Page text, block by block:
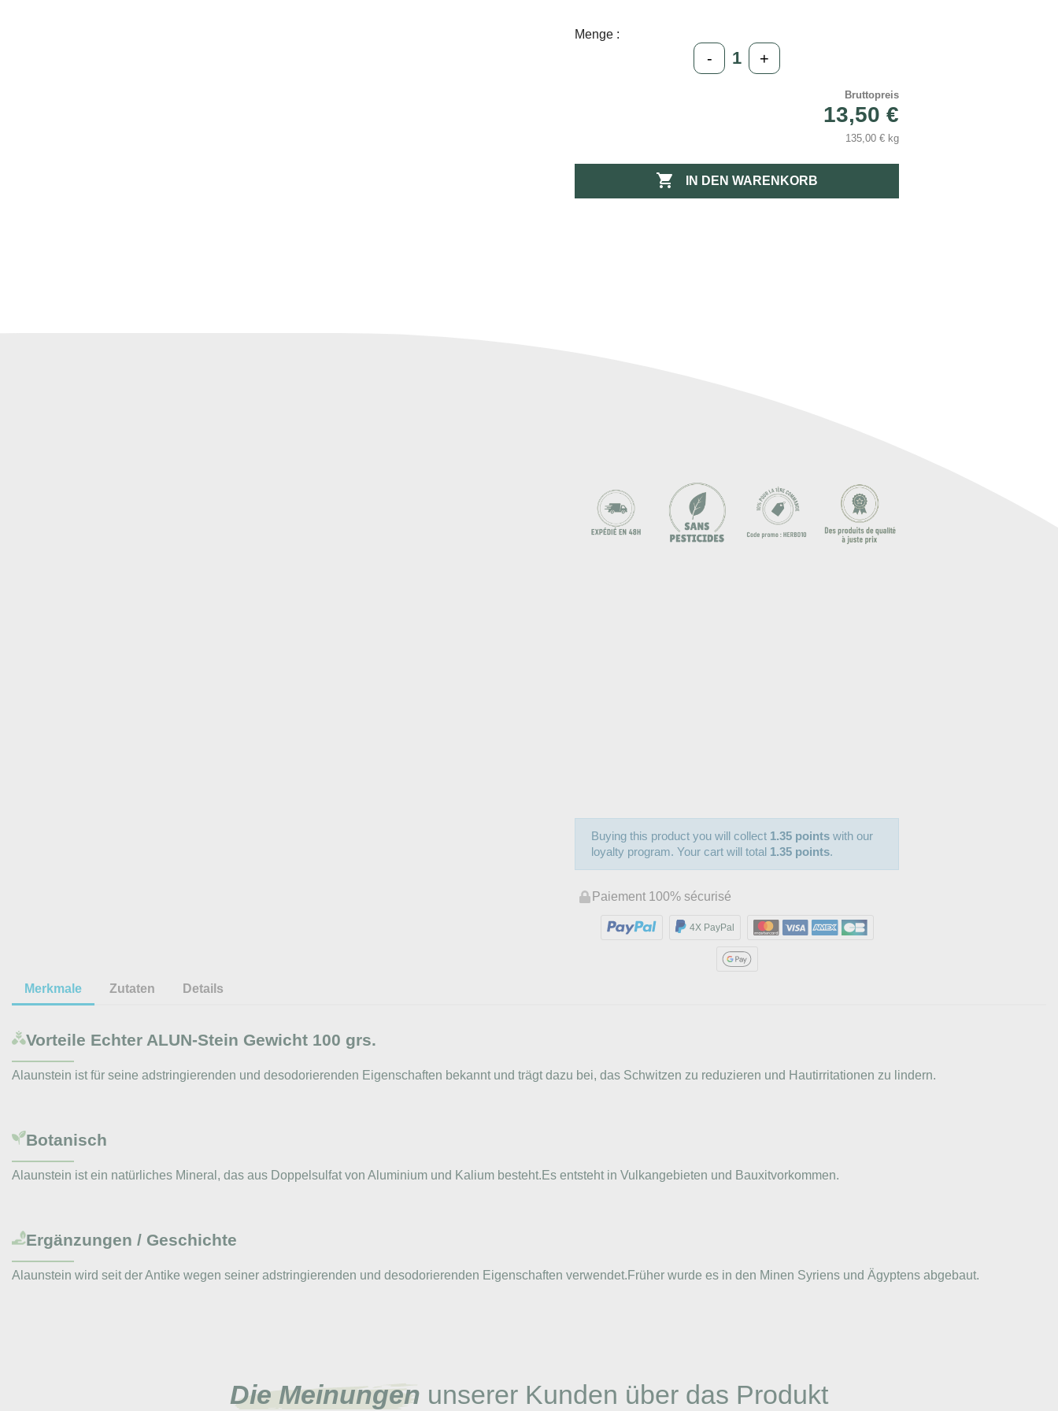
Menge :
- +
Bruttopreis
13,50 €
135,00 € kg
 IN DEN WARENKORB
Buying this product you will collect 1.35 points with our
loyalty program. Your cart will total 1.35 points.
Paiement 100% sécurisé
4X PayPal
Merkmale Zutaten Details
Vorteile Echter ALUN-Stein Gewicht 100 grs.
Alaunstein ist für seine adstringierenden und desodorierenden Eigenschaften bekannt und trägt dazu bei, das Schwitzen zu reduzieren und Hautirritationen zu lindern.
Botanisch
Alaunstein ist ein natürliches Mineral, das aus Doppelsulfat von Aluminium und Kalium besteht.Es entsteht in Vulkangebieten und Bauxitvorkommen.
Ergänzungen / Geschichte
Alaunstein wird seit der Antike wegen seiner adstringierenden und desodorierenden Eigenschaften verwendet.Früher wurde es in den Minen Syriens und Ägyptens abgebaut.
Die Meinungen unserer Kunden über das Produkt